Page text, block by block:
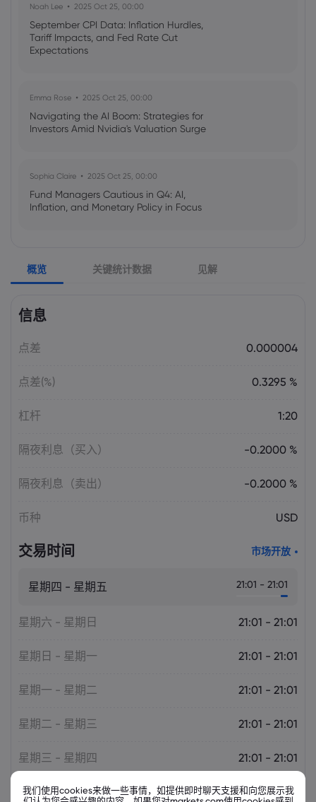
Noah Lee 2025 Oct 25, 00:00
September CPI Data: Inflation Hurdles,
Tariff Impacts, and Fed Rate Cut
Expectations
Emma Rose 2025 Oct 25, 00:00
Navigating the AI Boom: Strategies for
Investors Amid Nvidia's Valuation Surge
Sophia Claire 2025 Oct 25, 00:00
Fund Managers Cautious in Q4: AI,
Inflation, and Monetary Policy in Focus
US Government Shutdown Threatens
October Inflation Data Release
US-EU Relations: Russia Sanctions Unite
Emma Rose
Overheating, U.S. Trade Policy Risk
概览 关键统计数据 见解
信息
点差 0.000004
点差(%) 0.3295 %
杠杆 1:20
隔夜利息（买入） -0.2000 %
隔夜利息（卖出） -0.2000 %
币种 USD
交易时间 市场开放
星期四 - 星期五 21:01 - 21:01
星期六 - 星期日 21:01 - 21:01
星期日 - 星期一 21:01 - 21:01
星期一 - 星期二 21:01 - 21:01
星期二 - 星期三 21:01 - 21:01
星期三 - 星期四 21:01 - 21:01
星期五 - 星期六 21:01 - 21:01
我们使用cookies来做一些事情，如提供即时聊天支援和向您展示我